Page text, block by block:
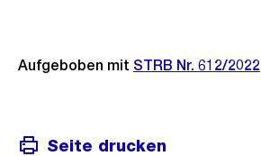
Aufgeboben mit Externer
STRB Nr. 612/2022
Seite drucken